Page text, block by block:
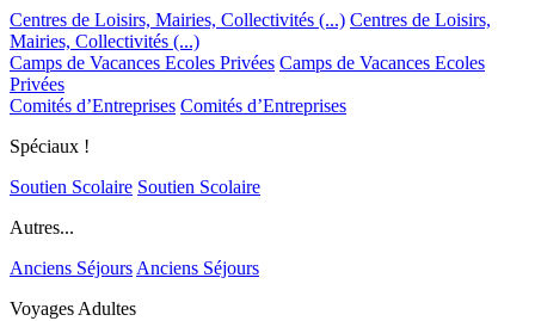
Centres de Loisirs, Mairies, Collectivités (...) Centres de Loisirs,
Mairies, Collectivités (...)
Camps de Vacances Ecoles Privées Camps de Vacances Ecoles
Privées
Comités d’Entreprises Comités d’Entreprises
Spéciaux !
Soutien Scolaire Soutien Scolaire
Autres...
Anciens SéjoursAnciens Séjours
Voyages Adultes